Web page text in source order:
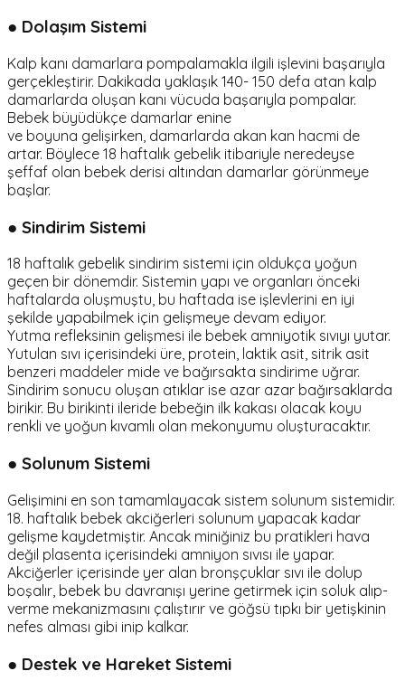
● Dolaşım Sistemi
Kalp kanı damarlara pompalamakla ilgili işlevini başarıyla
gerçekleştirir. Dakikada yaklaşık 140- 150 defa atan kalp
damarlarda oluşan kanı vücuda başarıyla pompalar.
Bebek büyüdükçe damarlar enine
ve boyuna gelişirken, damarlarda akan kan hacmi de
artar. Böylece 18 haftalık gebelik itibariyle neredeyse
şeffaf olan bebek derisi altından damarlar görünmeye
başlar.
● Sindirim Sistemi
18 haftalık gebelik sindirim sistemi için oldukça yoğun
geçen bir dönemdir. Sistemin yapı ve organları önceki
haftalarda oluşmuştu, bu haftada ise işlevlerini en iyi
şekilde yapabilmek için gelişmeye devam ediyor.
Yutma refleksinin gelişmesi ile bebek amniyotik sıvıyı yutar.
Yutulan sıvı içerisindeki üre, protein, laktik asit, sitrik asit
benzeri maddeler mide ve bağırsakta sindirime uğrar.
Sindirim sonucu oluşan atıklar ise azar azar bağırsaklarda
birikir. Bu birikinti ileride bebeğin ilk kakası olacak koyu
renkli ve yoğun kıvamlı olan mekonyumu oluşturacaktır.
● Solunum Sistemi
Gelişimini en son tamamlayacak sistem solunum sistemidir.
18. haftalık bebek akciğerleri solunum yapacak kadar
gelişme kaydetmiştir. Ancak miniğiniz bu pratikleri hava
değil plasenta içerisindeki amniyon sıvısı ile yapar.
Akciğerler içerisinde yer alan bronşçuklar sıvı ile dolup
boşalır, bebek bu davranışı yerine getirmek için soluk alıp-
verme mekanizmasını çalıştırır ve göğsü tıpkı bir yetişkinin
nefes alması gibi inip kalkar.
● Destek ve Hareket Sistemi